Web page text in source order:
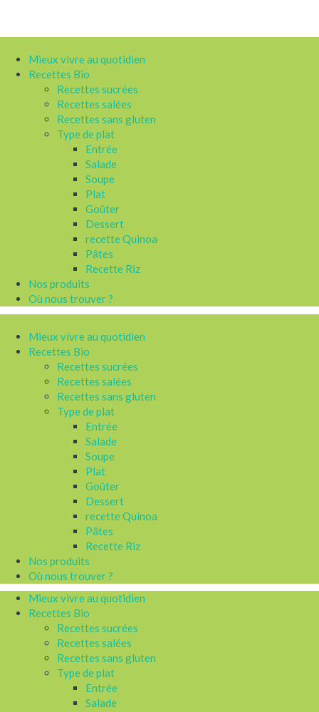
Mieux vivre au quotidien
Recettes Bio
Recettes sucrées
Recettes salées
Recettes sans gluten
Type de plat
Entrée
Salade
Soupe
Plat
Goûter
Dessert
recette Quinoa
Pâtes
Recette Riz
Nos produits
Où nous trouver ?
Mieux vivre au quotidien
Recettes Bio
Recettes sucrées
Recettes salées
Recettes sans gluten
Type de plat
Entrée
Salade
Soupe
Plat
Goûter
Dessert
recette Quinoa
Pâtes
Recette Riz
Nos produits
Où nous trouver ?
Mieux vivre au quotidien
Recettes Bio
Recettes sucrées
Recettes salées
Recettes sans gluten
Type de plat
Entrée
Salade